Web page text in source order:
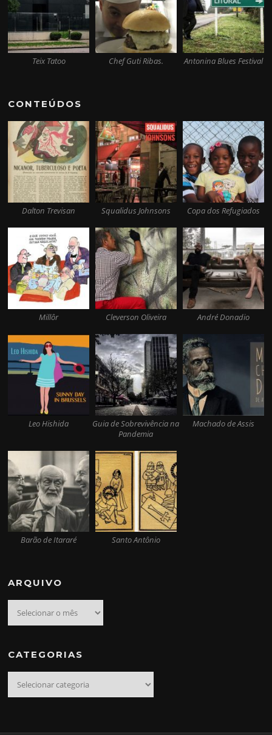
Teix Tatoo Chef Guti Ribas. Antonina Blues Festival
CONTEÚDOS
Dalton Trevisan Squalidus Johnsons Copa dos Refugiados
Millôr Cleverson Oliveira André Donadio
Leo Hishida
Guia de Sobrevivência na
Pandemia
Machado de Assis
Barão de Itararé Santo Antônio
ARQUIVO
CATEGORIAS